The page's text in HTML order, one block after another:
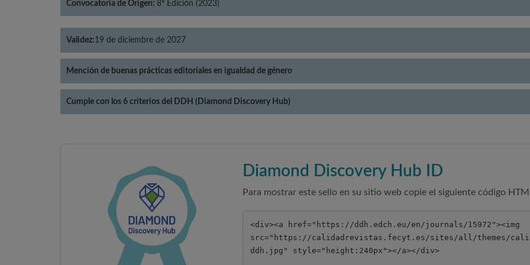
Convocatoria de Origen: 8ª Edición (2023)
Validez:19 de diciembre de 2027
Mención de buenas prácticas editoriales en igualdad de género
Cumple con los 6 criterios del DDH (Diamond Discovery Hub)
Diamond Discovery Hub ID
Para mostrar este sello en su sitio web copie el siguiente código